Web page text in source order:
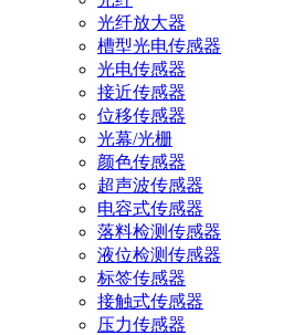
光纤放大器
槽型光电传感器
光电传感器
接近传感器
位移传感器
光幕/光栅
颜色传感器
超声波传感器
电容式传感器
落料检测传感器
液位检测传感器
标签传感器
接触式传感器
压力传感器